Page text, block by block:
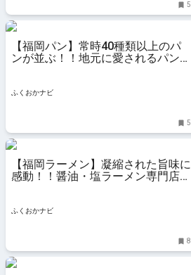
5
【福岡パン】常時40種類以上のパ
ンが並ぶ！！地元に愛されるパン屋
ふくおかナビ
5
【福岡ラーメン】凝縮された旨味に
感動！！醤油・塩ラーメン専門店！
ふくおかナビ
8